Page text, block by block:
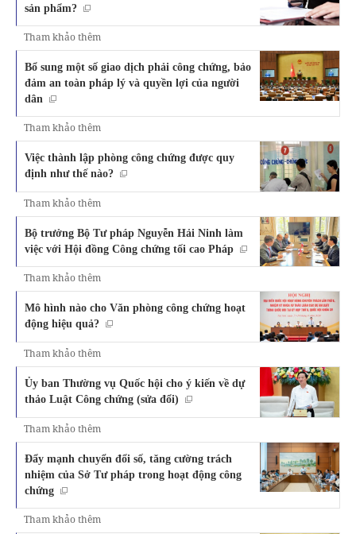
sản phẩm?
Tham khảo thêm
Bổ sung một số giao dịch phải công chứng, bảo
đảm an toàn pháp lý và quyền lợi của người
dân
Tham khảo thêm
Việc thành lập phòng công chứng được quy
định như thế nào?
Tham khảo thêm
Bộ trưởng Bộ Tư pháp Nguyễn Hải Ninh làm
việc với Hội đồng Công chứng tối cao Pháp
Tham khảo thêm
Mô hình nào cho Văn phòng công chứng hoạt
động hiệu quả?
Tham khảo thêm
Ủy ban Thường vụ Quốc hội cho ý kiến về dự
thảo Luật Công chứng (sửa đổi)
Tham khảo thêm
Đẩy mạnh chuyển đổi số, tăng cường trách
nhiệm của Sở Tư pháp trong hoạt động công
chứng
Tham khảo thêm